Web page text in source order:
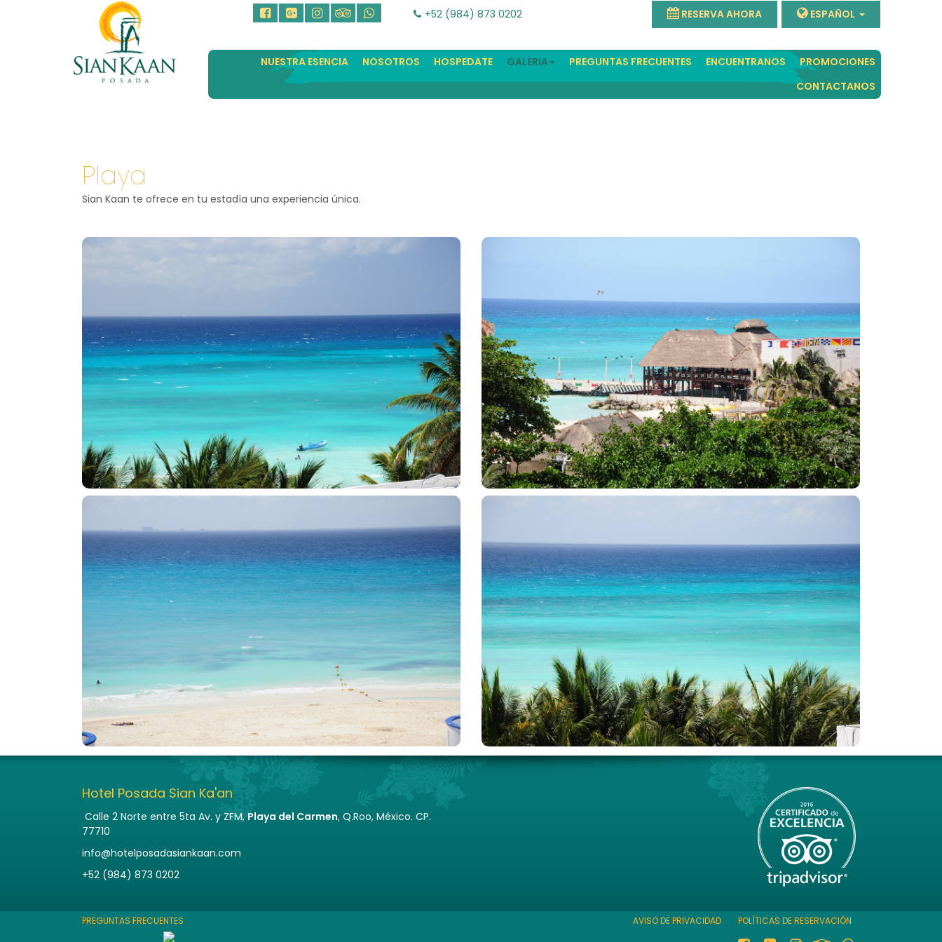
+52 (984) 873 0202 RESERVA AHORA ESPAÑOL
NUESTRA ESENCIA NOSOTROS HOSPEDATE GALERIA PREGUNTAS FRECUENTES ENCUENTRANOS
PROMOCIONES
CONTACTANOS
Playa
Sian Kaan te ofrece en tu estadía una experiencia única.
Hotel Posada Sian Ka'an
Calle 2 Norte entre 5ta Av. y ZFM, Playa del Carmen, Q.Roo, México. CP.
77710
info
hotelposadasiankaan.com
+52 (984) 873 0202
PREGUNTAS FRECUENTES POLÍTICAS DE RESERVACIÓN
AVISO DE PRIVACIDAD